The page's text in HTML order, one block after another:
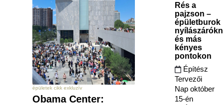
épületek cikk exkluzív
Obama Center:
Rés a
pajzson –
épületburok
és más
kényes
pontokon
Építész
Tervezői
Nap október
15-én